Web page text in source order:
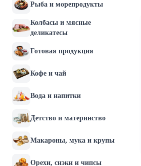
Рыба и морепродукты
Колбасы и мясные
деликатесы
Готовая продукция
Кофе и чай
Вода и напитки
Детство и материнство
Макароны, мука и крупы
Орехи, снэки и чипсы